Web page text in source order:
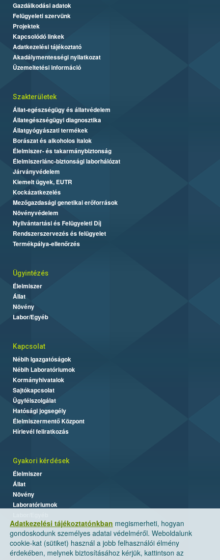
Adatkezelési tájékoztatónkban megismerheti, hogyan
gondoskodunk személyes adatai védelméről. Weboldalunk
cookie-kat (sütiket) használ a jobb felhasználói élmény
érdekében, melynek biztosításához kérjük, kattintson az
Gazdálkodási adatok
Felügyeleti szervünk
Projektek
Kapcsolódó linkek
Adatkezelési tájékoztató
Akadálymentességi nyilatkozat
Üzemeltetési információ
Szakterületek
Állat-egészségügy és állatvédelem
Állategészségügyi diagnosztika
Állatgyógyászati termékek
Borászat és alkoholos italok
Élelmiszer- és takarmánybiztonság
Élelmiszerlánc-biztonsági laborhálózat
Járványvédelem
Kiemelt ügyek, EUTR
Kockázatkezelés
Mezőgazdasági genetikai erőforrások
Növényvédelem
Nyilvántartási és Felügyeleti Díj
Rendszerszervezés és felügyelet
Termékpálya-ellenőrzés
Ügyintézés
Élelmiszer
Állat
Növény
Labor/Egyéb
Kapcsolat
Nébih Igazgatóságok
Nébih Laboratóriumok
Kormányhivatalok
Sajtókapcsolat
Ügyfélszolgálat
Hatósági jogsegély
Élelmiszermentő Központ
Hírlevél feliratkozás
Gyakori kérdések
Élelmiszer
Állat
Növény
Laboratóriumok